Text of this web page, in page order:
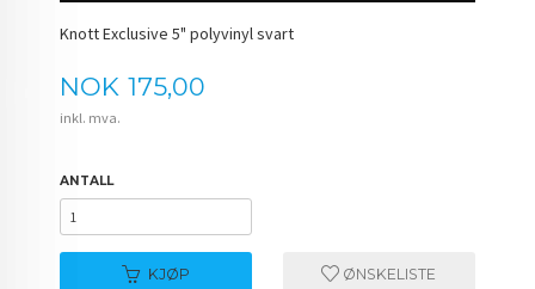
Knott Exclusive 5" polyvinyl svart
Pris
NOK 175,00
inkl. mva.
ANTALL
KJØP ØNSKELISTE